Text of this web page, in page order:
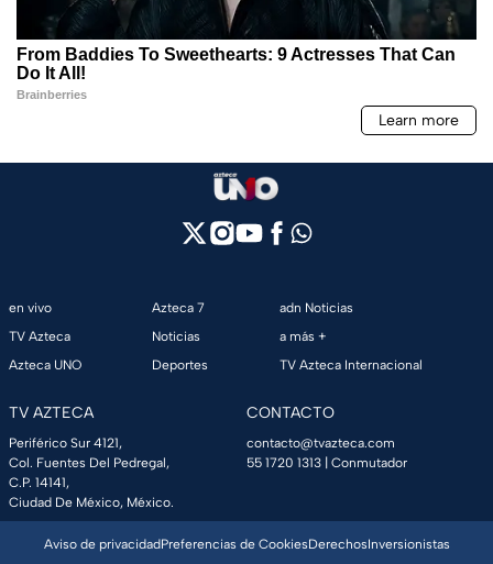
en vivo
TV Azteca
Azteca UNO
Azteca 7
Noticias
Deportes
adn Noticias
a más +
TV Azteca Internacional
TV AZTECA
Periférico Sur 4121,
Col. Fuentes Del Pedregal,
C.P. 14141,
Ciudad De México, México.
CONTACTO
contacto@tvazteca.com
55 1720 1313 | Conmutador
Aviso de privacidadPreferencias de CookiesDerechosInversionistas